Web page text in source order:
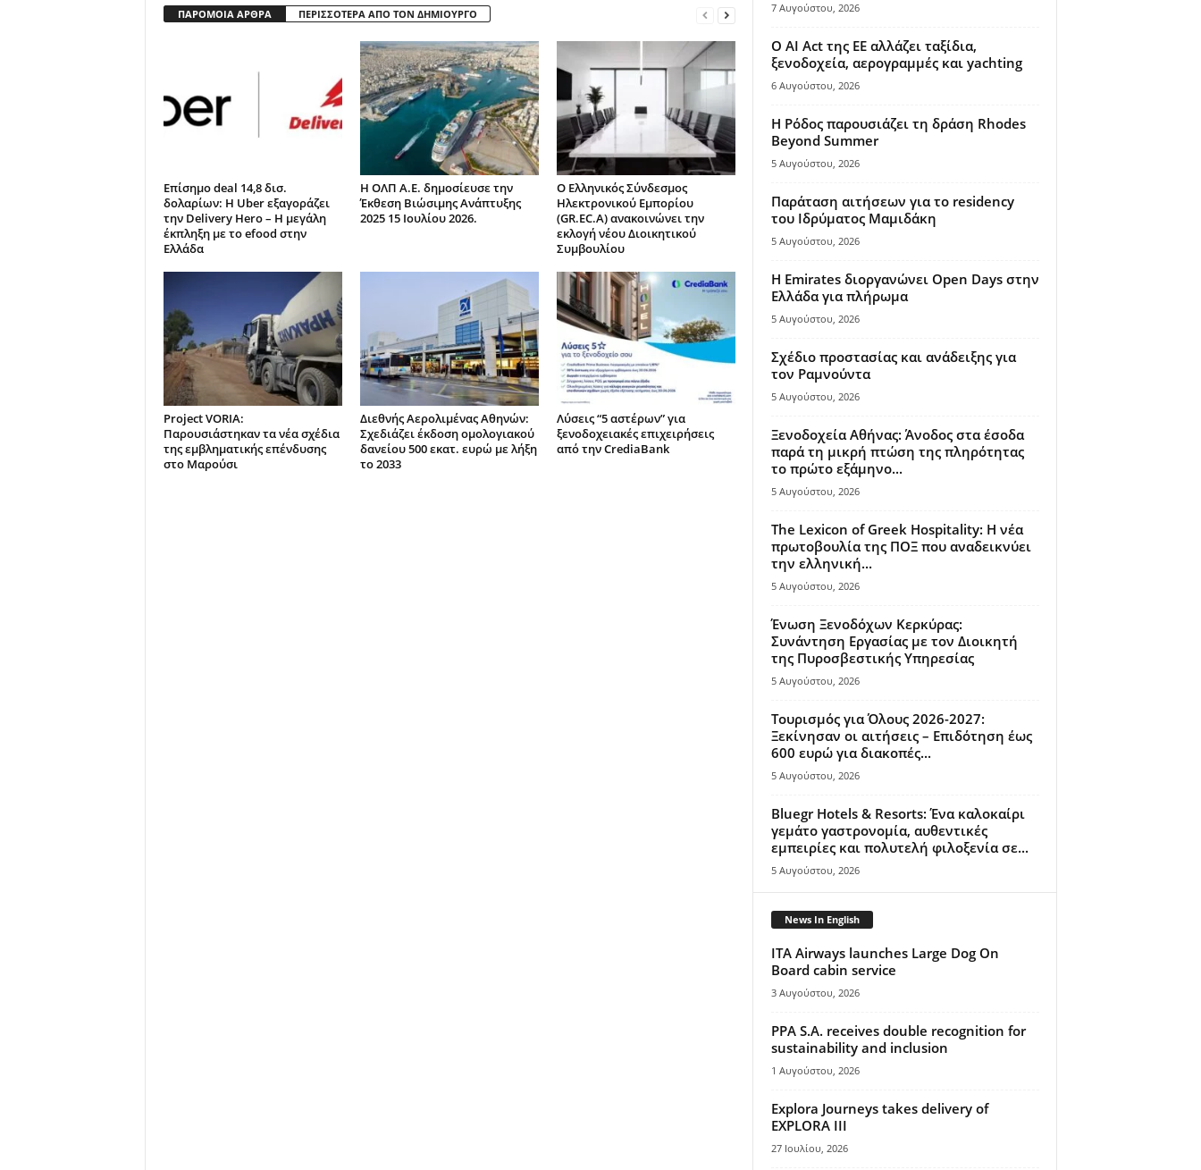
ΠΑΡΟΜΟΙΑ ΑΡΘΡΑ ΠΕΡΙΣΣΟΤΕΡΑ ΑΠΟ ΤΟΝ ΔΗΜΙΟΥΡΓΟ
Επίσημο deal 14,8 δισ.
δολαρίων: Η Uber εξαγοράζει
την Delivery Hero – Η μεγάλη
έκπληξη με το efood στην
Ελλάδα
Η ΟΛΠ Α.Ε. δημοσίευσε την
Έκθεση Βιώσιμης Ανάπτυξης
2025 15 Ιουλίου 2026.
Ο Ελληνικός Σύνδεσμος
Ηλεκτρονικού Εμπορίου
(GR.EC.A) ανακοινώνει την
εκλογή νέου Διοικητικού
Συμβουλίου
Project VORIA:
Παρουσιάστηκαν τα νέα σχέδια
της εμβληματικής επένδυσης
στο Μαρούσι
Διεθνής Αερολιμένας Αθηνών:
Σχεδιάζει έκδοση ομολογιακού
δανείου 500 εκατ. ευρώ με λήξη
το 2033
Λύσεις “5 αστέρων” για
ξενοδοχειακές επιχειρήσεις
από την CrediaBank
7 Αυγούστου, 2026
Ο AI Act της ΕΕ αλλάζει ταξίδια,
ξενοδοχεία, αερογραμμές και yachting
6 Αυγούστου, 2026
Η Ρόδος παρουσιάζει τη δράση Rhodes
Beyond Summer
5 Αυγούστου, 2026
Παράταση αιτήσεων για το residency
του Ιδρύματος Μαμιδάκη
5 Αυγούστου, 2026
Η Emirates διοργανώνει Open Days στην
Ελλάδα για πλήρωμα
5 Αυγούστου, 2026
Σχέδιο προστασίας και ανάδειξης για
τον Ραμνούντα
5 Αυγούστου, 2026
Ξενοδοχεία Αθήνας: Άνοδος στα έσοδα
παρά τη μικρή πτώση της πληρότητας
το πρώτο εξάμηνο...
5 Αυγούστου, 2026
The Lexicon of Greek Hospitality: Η νέα
πρωτοβουλία της ΠΟΞ που αναδεικνύει
την ελληνική...
5 Αυγούστου, 2026
Ένωση Ξενοδόχων Κερκύρας:
Συνάντηση Εργασίας με τον Διοικητή
της Πυροσβεστικής Υπηρεσίας
5 Αυγούστου, 2026
Τουρισμός για Όλους 2026-2027:
Ξεκίνησαν οι αιτήσεις – Επιδότηση έως
600 ευρώ για διακοπές...
5 Αυγούστου, 2026
Bluegr Hotels & Resorts: Ένα καλοκαίρι
γεμάτο γαστρονομία, αυθεντικές
εμπειρίες και πολυτελή φιλοξενία σε...
5 Αυγούστου, 2026
News In English
ITA Airways launches Large Dog On
Board cabin service
3 Αυγούστου, 2026
PPA S.A. receives double recognition for
sustainability and inclusion
1 Αυγούστου, 2026
Explora Journeys takes delivery of
EXPLORA III
27 Ιουλίου, 2026